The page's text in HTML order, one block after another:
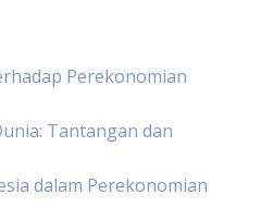
Perekonomian
Tantangan dan
dalam Perekonomian